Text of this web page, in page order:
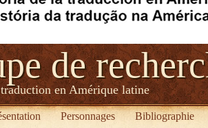
de
en Amérique latine
Personnages Bibliographie